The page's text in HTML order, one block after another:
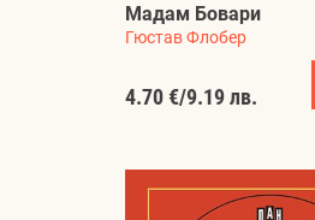
Мадам Бовари
Гюстав Флобер
4.70 €/9.19 лв.